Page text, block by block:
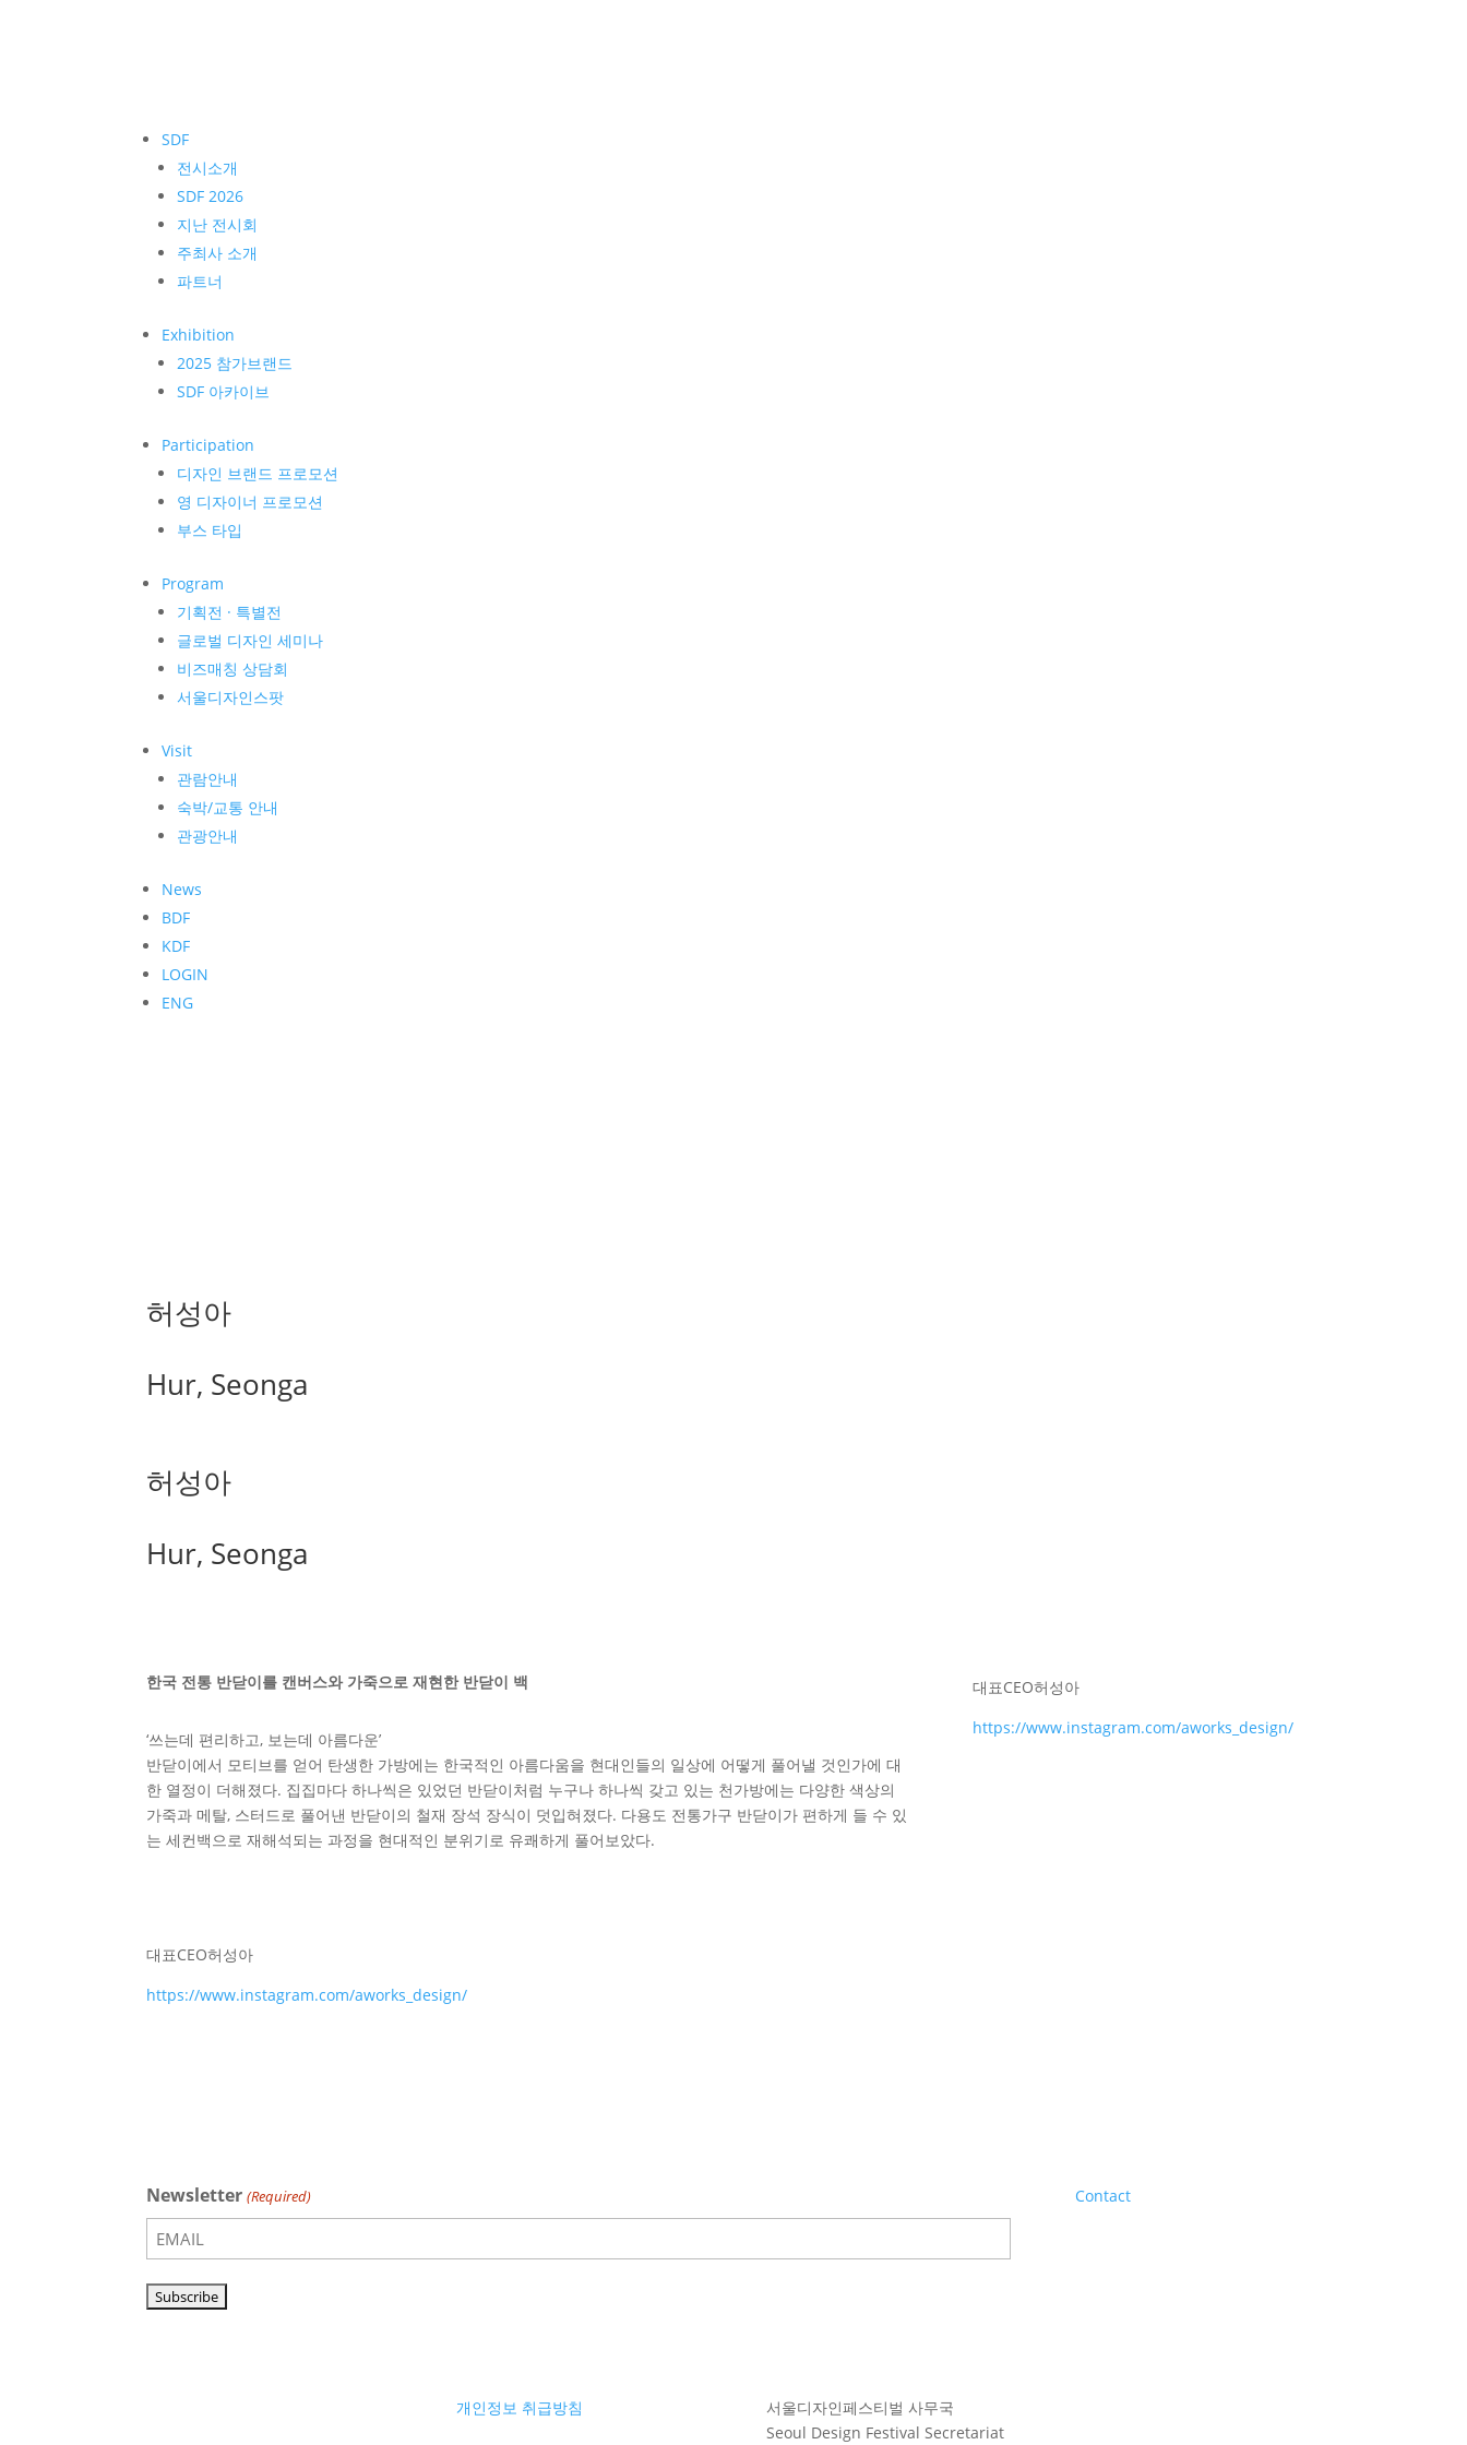
SDF
전시소개
SDF 2026
지난 전시회
주최사 소개
파트너
Exhibition
2025 참가브랜드
SDF 아카이브
Participation
디자인 브랜드 프로모션
영 디자이너 프로모션
부스 타입
Program
기획전 · 특별전
글로벌 디자인 세미나
비즈매칭 상담회
서울디자인스팟
Visit
관람안내
숙박/교통 안내
관광안내
News
BDF
KDF
LOGIN
ENG
허성아
Hur, Seonga
허성아
Hur, Seonga
한국 전통 반닫이를 캔버스와 가죽으로 재현한 반닫이 백
‘쓰는데 편리하고, 보는데 아름다운’
반닫이에서 모티브를 얻어 탄생한 가방에는 한국적인 아름다움을 현대인들의 일상에 어떻게 풀어낼 것인가에 대
한 열정이 더해졌다. 집집마다 하나씩은 있었던 반닫이처럼 누구나 하나씩 갖고 있는 천가방에는 다양한 색상의
가죽과 메탈, 스터드로 풀어낸 반닫이의 철재 장석 장식이 덧입혀졌다. 다용도 전통가구 반닫이가 편하게 들 수 있
는 세컨백으로 재해석되는 과정을 현대적인 분위기로 유쾌하게 풀어보았다.
대표CEO허성아
https://www.instagram.com/aworks_design/
대표CEO허성아
https://www.instagram.com/aworks_design/
Newsletter (Required) Contact
개인정보 취급방침
서울디자인페스티벌 사무국
Seoul Design Festival Secretariat